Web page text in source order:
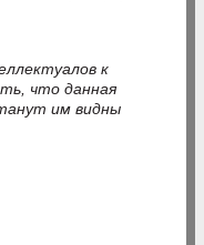
к
что данная
им видны